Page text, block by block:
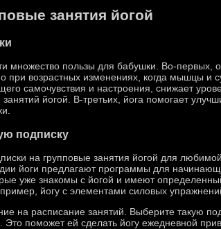
занятия йогой
множество пользы для бабушки. Во-первых,
при возрастных изменениях, когда мышцы и
самочувствия и настроения, снижает
йогой. В-третьих, йога помогает
подписку
на групповые занятия йогой для
йоги предлагают программы для
уже знакомы с йогой и имеют
йогу с элементами силовых
на расписание занятий. Выберите такую
поможет ей сделать йогу ежедневной